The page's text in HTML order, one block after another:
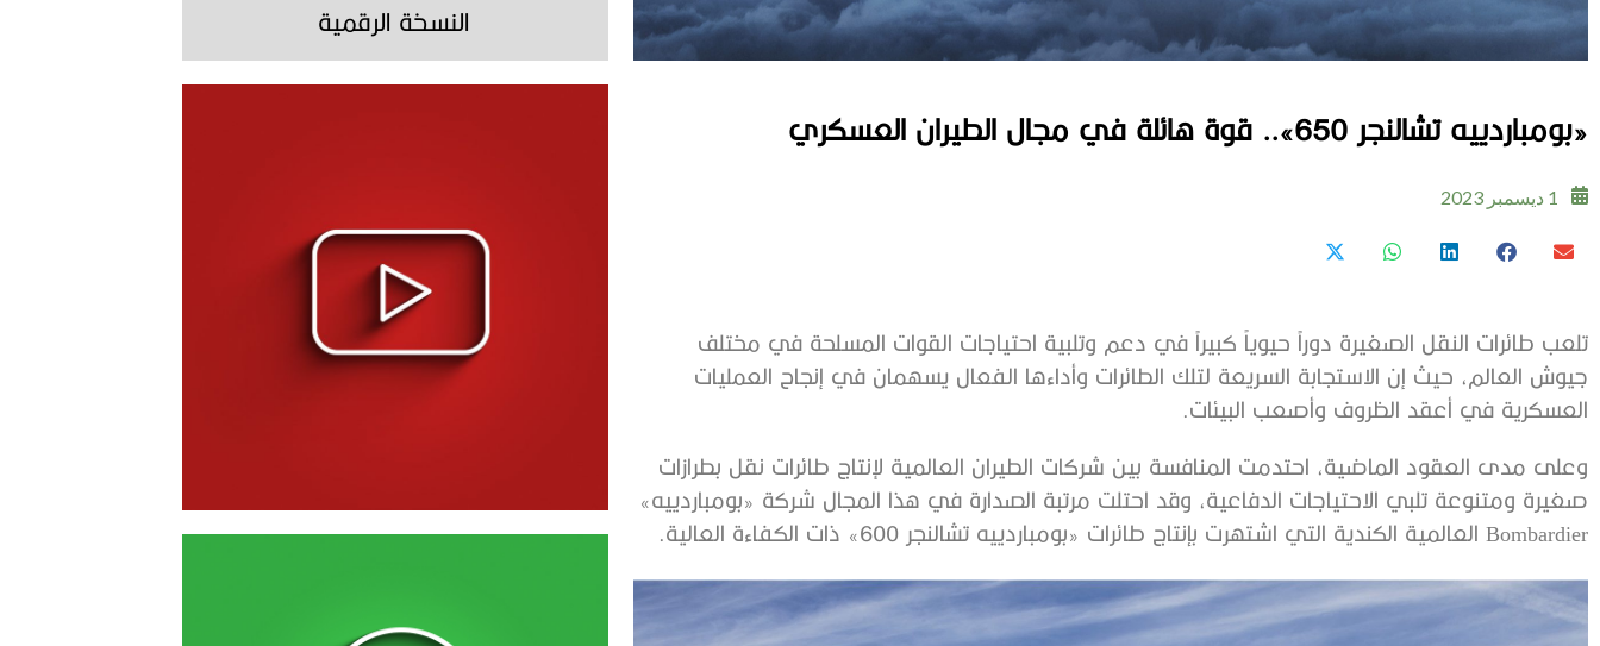
«بومباردييه تشالنجر 650».. قوة هائلة في مجال الطيران العسكري
1 ديسمبر 2023
تلعب طائرات النقل الصغيرة دوراً حيوياً كبيراً في دعم وتلبية احتياجات القوات المسلحة في مختلف
جيوش العالم، حيث إن الاستجابة السريعة لتلك الطائرات وأداءها الفعال يسهمان في إنجاح العمليات
العسكرية في أعقد الظروف وأصعب البيئات.
وعلى مدى العقود الماضية، احتدمت المنافسة بين شركات الطيران العالمية لإنتاج طائرات نقل بطرازات
صغيرة ومتنوعة تلبي الاحتياجات الدفاعية، وقد احتلت مرتبة الصدارة في هذا المجال شركة «بومباردييه»
Bombardier العالمية الكندية التي اشتهرت بإنتاج طائرات «بومباردييه تشالنجر 600» ذات الكفاءة العالية.
النسخة الرقمية